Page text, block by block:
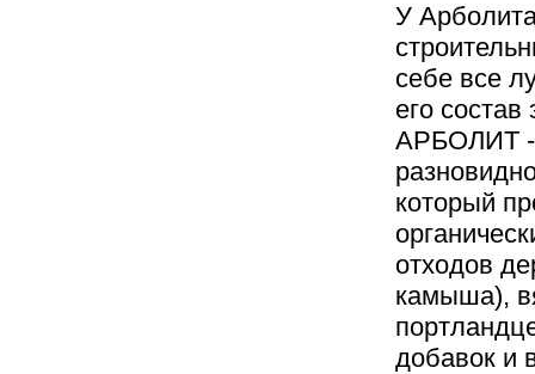
У
себе все
его
АРБОЛИТ -
который
отходов
камыша),
добавок и